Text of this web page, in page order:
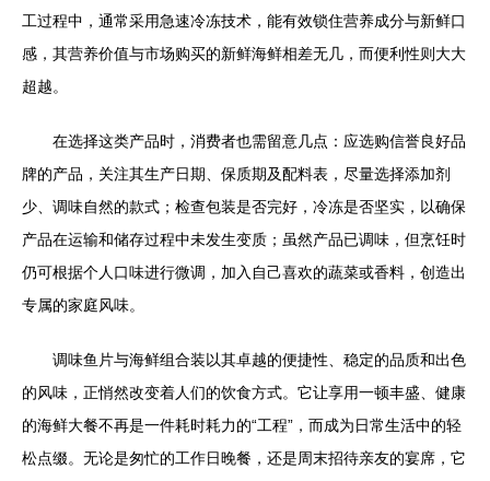
工过程中，通常采用急速冷冻技术，能有效锁住营养成分与新鲜口
感，其营养价值与市场购买的新鲜海鲜相差无几，而便利性则大大
超越。
在选择这类产品时，消费者也需留意几点：应选购信誉良好品
牌的产品，关注其生产日期、保质期及配料表，尽量选择添加剂
少、调味自然的款式；检查包装是否完好，冷冻是否坚实，以确保
产品在运输和储存过程中未发生变质；虽然产品已调味，但烹饪时
仍可根据个人口味进行微调，加入自己喜欢的蔬菜或香料，创造出
专属的家庭风味。
调味鱼片与海鲜组合装以其卓越的便捷性、稳定的品质和出色
的风味，正悄然改变着人们的饮食方式。它让享用一顿丰盛、健康
的海鲜大餐不再是一件耗时耗力的“工程”，而成为日常生活中的轻
松点缀。无论是匆忙的工作日晚餐，还是周末招待亲友的宴席，它